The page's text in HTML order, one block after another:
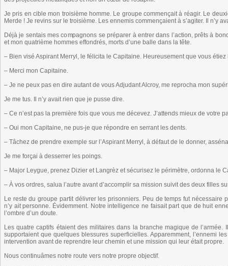
Je pris en cible mon troisième homme. Le groupe commençait à réagir. Le
Merde ! Je revins sur le troisième. Les ennemis commençaient à s’agiter. Il n’y
Déjà je sentais mes compagnons se préparer à entrer dans l’action, prêts à
et mon quatrième hommes effondrés, morts d’une balle dans la tête.
– Bien visé Aspirant Merryl, le félicita le Capitaine. Heureusement que vous étiez
– Merci mon Capitaine.
– Je ne peux pas en dire autant de vous Adjudant Alcroy, me reprocha mon
Je me tus. Il n’y avait rien que je pusse dire.
– Ce n’est pas la première fois que vous me décevez. J’attends mieux de votre
– Oui mon Capitaine, ne pus-je que répondre en serrant les dents.
– Tâchez de prendre exemple sur l’Aspirant Merryl, à défaut de le donner,
Je me forçai à desserrer les poings.
– Major Leygue, prenez Dizier et Langrèz et sécurisez le périmètre, ordonna le
– À vos ordres, salua l’autre avant d’accomplir sa mission suivit des deux filles
Le reste du groupe partit délivrer les prisonniers. Peu de temps fut nécessaire
n’y ait personne. Évidemment. Notre intelligence ne faisait part que de huit
l’ombre d’un doute.
Les quatre captifs étaient des militaires dans la branche magique de l’armée.
supportaient que quelques blessures superficielles. Apparemment, l’ennemi
intervention avant de reprendre leur chemin et une mission qui leur était propre.
Nous continuâmes notre route vers notre propre objectif.